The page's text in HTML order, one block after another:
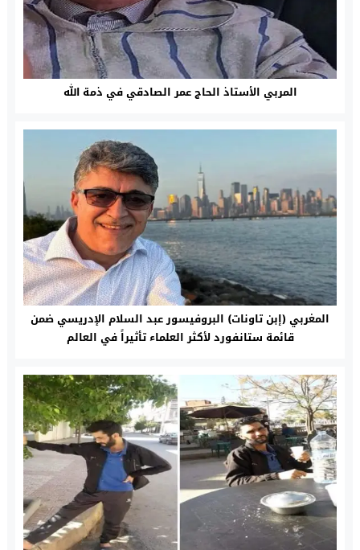
المربي الأستاذ الحاج عمر الصادقي في ذمة الله
المغربي (إبن تاونات) البروفيسور عبد السلام الإدريسي ضمن
قائمة ستانفورد لأكثر العلماء تأثيراً في العالم